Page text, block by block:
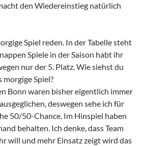
den Wiedereinstieg natürlich
Spiel reden. In der Tabelle steht
Spiele in der Saison habt ihr
nur der 5. Platz. Wie siehst du
morgige Spiel?
Bonn waren bisher eigentlich immer
deswegen sehe ich für
50/50-Chance. Im Hinspiel haben
behalten. Ich denke, dass Team
will und mehr Einsatz zeigt wird das